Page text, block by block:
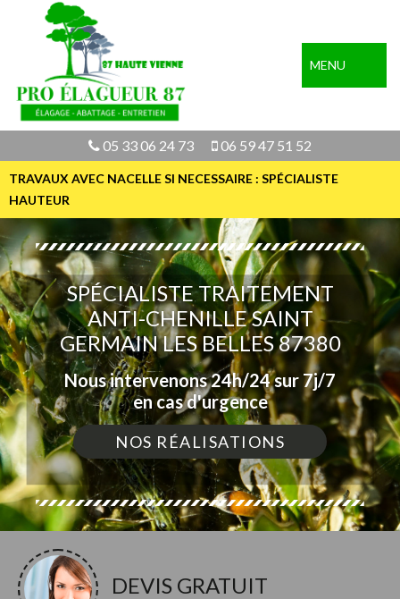
MENU
05 33 06 24 73 06 59 47 51 52
TRAVAUX AVEC NACELLE SI NECESSAIRE : SPÉCIALISTE
HAUTEUR
SPÉCIALISTE TRAITEMENT
ANTI-CHENILLE SAINT
GERMAIN LES BELLES 87380
Nous intervenons 24h/24 sur 7j/7
en cas d'urgence
NOS RÉALISATIONS
DEVIS GRATUIT